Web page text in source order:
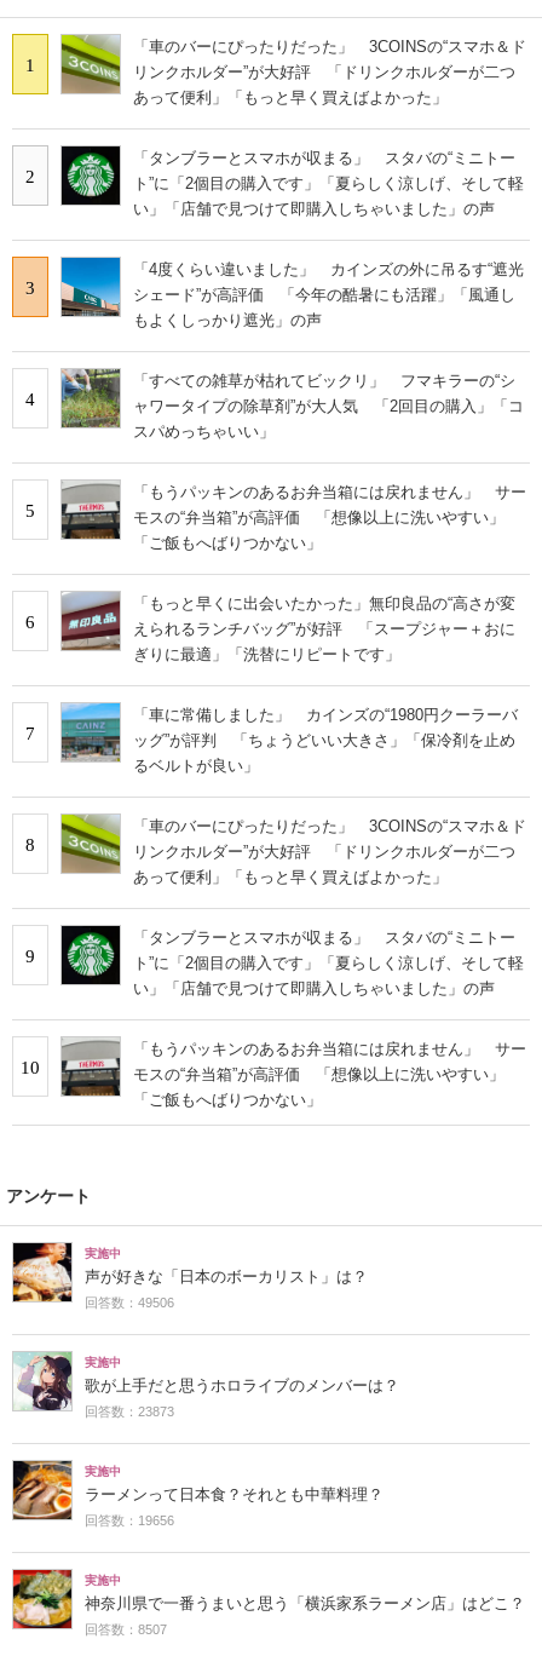
1
「車のバーにぴったりだった」 3COINSの“スマホ＆ド
リンクホルダー”が大好評 「ドリンクホルダーが二つ
あって便利」「もっと早く買えばよかった」
2
「タンブラーとスマホが収まる」 スタバの“ミニトー
ト”に「2個目の購入です」「夏らしく涼しげ、そして軽
い」「店舗で見つけて即購入しちゃいました」の声
3
「4度くらい違いました」 カインズの外に吊るす“遮光
シェード”が高評価 「今年の酷暑にも活躍」「風通し
もよくしっかり遮光」の声
4
「すべての雑草が枯れてビックリ」 フマキラーの“シ
ャワータイプの除草剤”が大人気 「2回目の購入」「コ
スパめっちゃいい」
5
「もうパッキンのあるお弁当箱には戻れません」 サー
モスの“弁当箱”が高評価 「想像以上に洗いやすい」
「ご飯もへばりつかない」
6
「もっと早くに出会いたかった」無印良品の“高さが変
えられるランチバッグ”が好評 「スープジャー＋おに
ぎりに最適」「洗替にリピートです」
7
「車に常備しました」 カインズの“1980円クーラーバ
ッグ”が評判 「ちょうどいい大きさ」「保冷剤を止め
るベルトが良い」
8
「車のバーにぴったりだった」 3COINSの“スマホ＆ド
リンクホルダー”が大好評 「ドリンクホルダーが二つ
あって便利」「もっと早く買えばよかった」
9
「タンブラーとスマホが収まる」 スタバの“ミニトー
ト”に「2個目の購入です」「夏らしく涼しげ、そして軽
い」「店舗で見つけて即購入しちゃいました」の声
10
「もうパッキンのあるお弁当箱には戻れません」 サー
モスの“弁当箱”が高評価 「想像以上に洗いやすい」
「ご飯もへばりつかない」
アンケート
実施中
声が好きな「日本のボーカリスト」は？
回答数：49506
実施中
歌が上手だと思うホロライブのメンバーは？
回答数：23873
実施中
ラーメンって日本食？それとも中華料理？
回答数：19656
実施中
神奈川県で一番うまいと思う「横浜家系ラーメン店」はどこ？
回答数：8507